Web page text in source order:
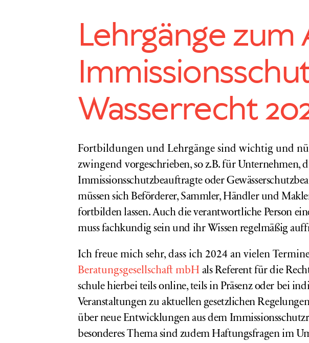
Lehrgänge zum
Wasserrecht
Fortbildungen und Lehrgänge sind wichtig und
zwingend vorgeschrieben, so z.B. für Unternehmen,
Immissionsschutzbeauftragte oder
müssen sich Beförderer, Sammler, Händler und
fortbilden lassen. Auch die verantwortliche Person
muss fachkundig sein und ihr Wissen regelmäßig
Ich freue mich sehr, dass ich 2024 an vielen
Beratungsgesellschaft mbH als Referent für die
schule hierbei teils online, teils in Präsenz oder bei
Veranstaltungen zu aktuellen gesetzlichen
über neue Entwicklungen aus dem
besonderes Thema sind zudem Haftungsfragen im